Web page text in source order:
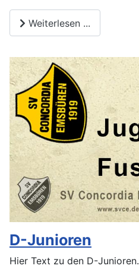
Weiterlesen ...
D-Junioren
Hier Text zu den D-Junioren.